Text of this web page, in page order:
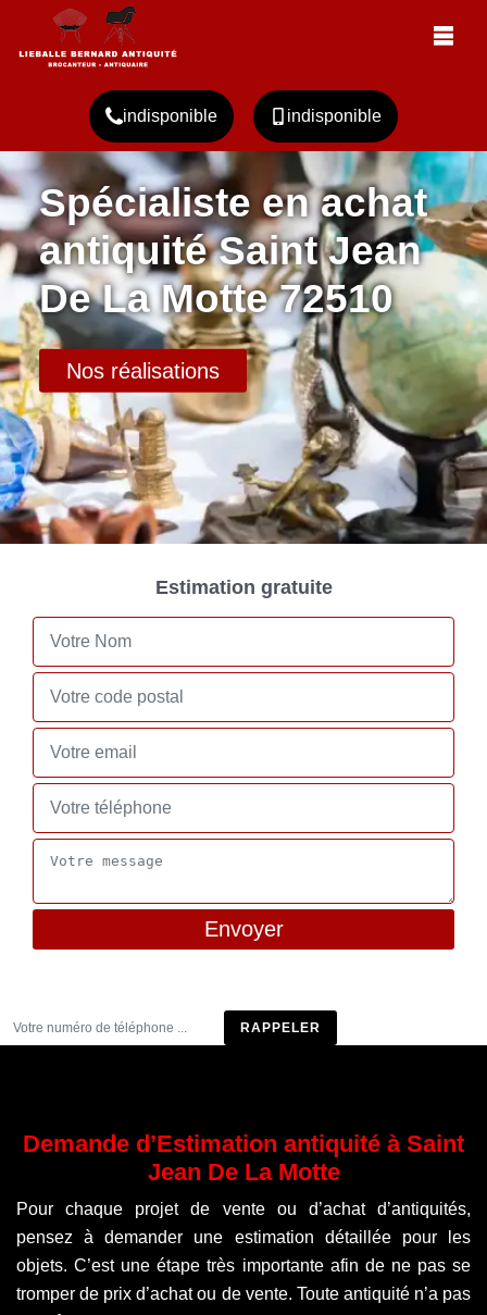
indisponible indisponible
Spécialiste en achat
antiquité Saint Jean
De La Motte 72510
Nos réalisations
Estimation gratuite
Demande d’Estimation antiquité à Saint
Jean De La Motte
Pour chaque projet de vente ou d’achat d’antiquités,
pensez à demander une estimation détaillée pour les
objets. C’est une étape très importante afin de ne pas se
tromper de prix d’achat ou de vente. Toute antiquité n’a pas